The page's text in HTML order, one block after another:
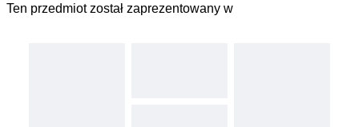
Ten przedmiot został zaprezentowany w